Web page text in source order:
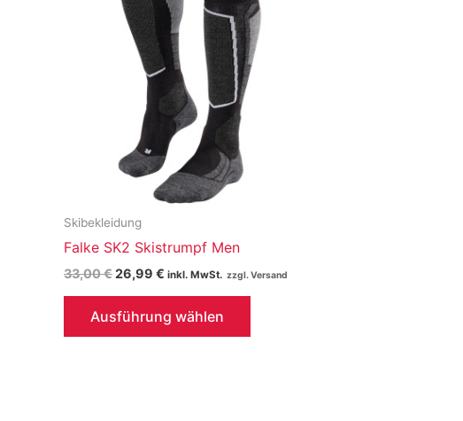
Skibekleidung
Falke SK2 Skistrumpf Men
33,00€Ursprünglicher
33,00 €
26,99 € Aktueller
26,99 €.
inkl. MwSt.
Ausführung wählen
Dieses